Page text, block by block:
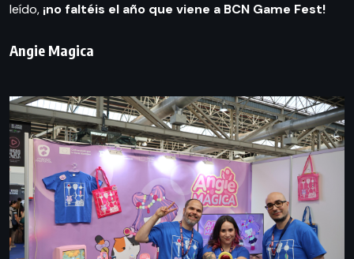
leído, ¡no faltéis el año que viene a BCN Game Fest!
Angie Magica